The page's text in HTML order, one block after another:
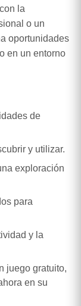
la
o un
oportunidades
en un entorno
de
y utilizar.
exploración
para
y la
juego gratuito,
en su